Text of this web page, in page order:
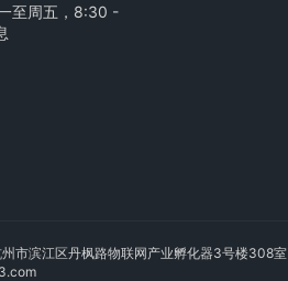
至周五，8:30 -
市滨江区丹枫路物联网产业孵化器3号楼308室